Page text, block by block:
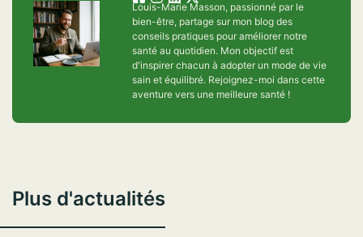
Louis-Marie Masson, passionné par le
bien-être, partage sur mon blog des
conseils pratiques pour améliorer notre
santé au quotidien. Mon objectif est
d'inspirer chacun à adopter un mode de vie
sain et équilibré. Rejoignez-moi dans cette
aventure vers une meilleure santé !
Plus d'actualités